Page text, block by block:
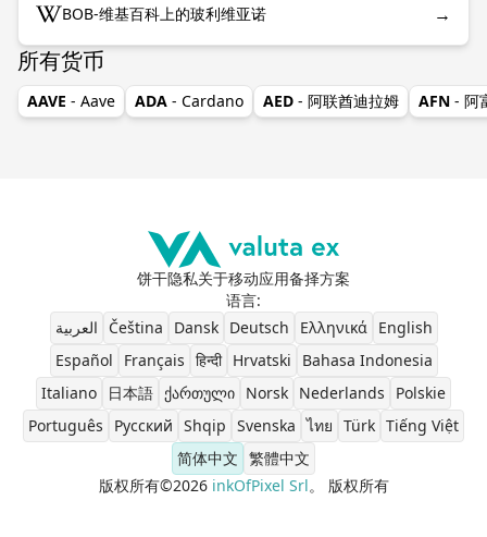
BOB-维基百科上的玻利维亚诺 →
所有货币
AAVE - Aave ADA - Cardano AED - 阿联酋迪拉姆 AFN - 阿
饼干隐私关于移动应用备择方案
语言:
العربية
Čeština Dansk Deutsch Ελληνικά
English
Español
Français हिन्दी Hrvatski
Bahasa Indonesia
Italiano
日本語 ქართული Norsk Nederlands
Polskie
Português
Pусский Shqip Svenska ไทย Türk Tiếng Việt
简体中文 繁體中文
版权所有©2026 inkOfPixel Srl。 版权所有